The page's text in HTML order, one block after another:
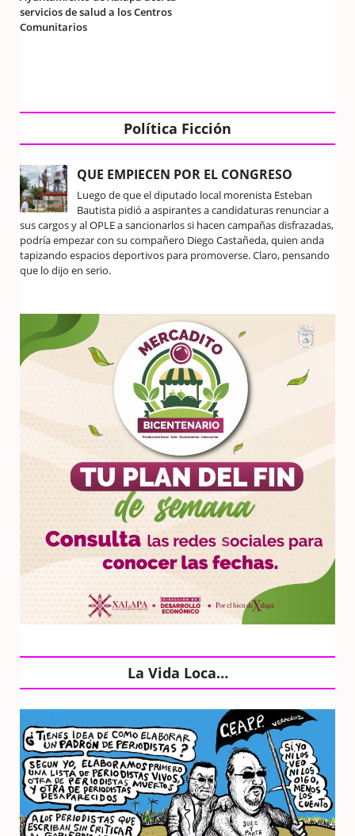
servicios de salud a los Centros
Comunitarios
Política Ficción
QUE EMPIECEN POR EL CONGRESO
Luego de que el diputado local morenista Esteban
Bautista pidió a aspirantes a candidaturas renunciar a
sus cargos y al OPLE a sancionarlos si hacen campañas disfrazadas,
podría empezar con su compañero Diego Castañeda, quien anda
tapizando espacios deportivos para promoverse. Claro, pensando
que lo dijo en serio.
La Vida Loca…